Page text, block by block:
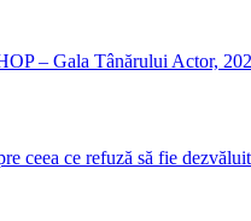
– Gala Tânărului Actor,
ceea ce refuză să fie dezvăluit